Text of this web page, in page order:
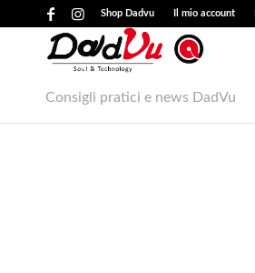
Shop Dadvu Il mio account
Consigli pratici e news DadVu